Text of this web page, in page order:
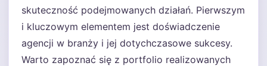
skuteczność podejmowanych działań. Pierwszym
i kluczowym elementem jest doświadczenie
agencji w branży i jej dotychczasowe sukcesy.
Warto zapoznać się z portfolio realizowanych